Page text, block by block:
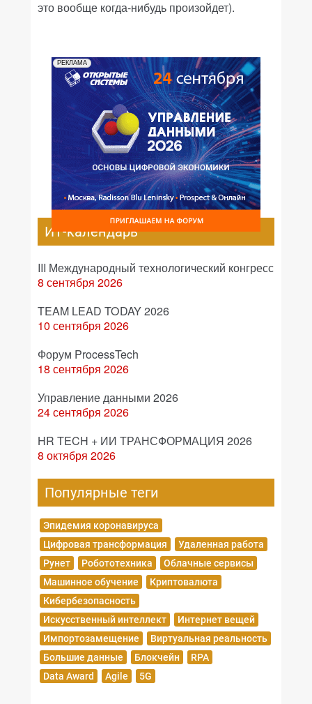
это вообще когда-нибудь произойдет).
РЕКЛАМА
ИТ-календарь
III Международный технологический конгресс
8 сентября 2026
TEAM LEAD TODAY 2026
10 сентября 2026
Форум ProcessTech
18 сентября 2026
Управление данными 2026
24 сентября 2026
HR TECH + ИИ ТРАНСФОРМАЦИЯ 2026
8 октября 2026
Популярные теги
Эпидемия коронавируса
Цифровая трансформация
Удаленная работа
Рунет
Робототехника
Облачные сервисы
Машинное обучение
Криптовалюта
Кибербезопасность
Искусственный интеллект
Интернет вещей
Импортозамещение
Виртуальная реальность
Большие данные
Блокчейн
RPA
Data Award
Agile 5G